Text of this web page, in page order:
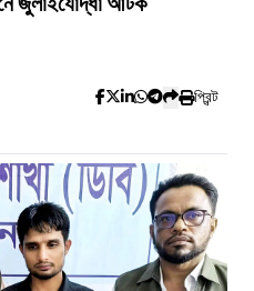
প্রিন্ট